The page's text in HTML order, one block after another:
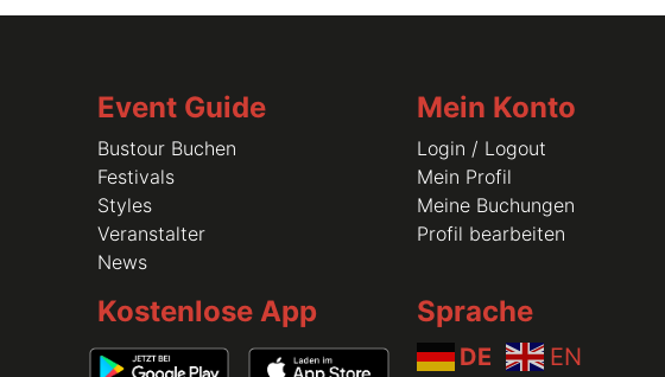
Event Guide
Bustour Buchen
Festivals
Styles
Veranstalter
News
Mein Konto
Login / Logout
Mein Profil
Meine Buchungen
Profil bearbeiten
Kostenlose App Sprache
DE EN